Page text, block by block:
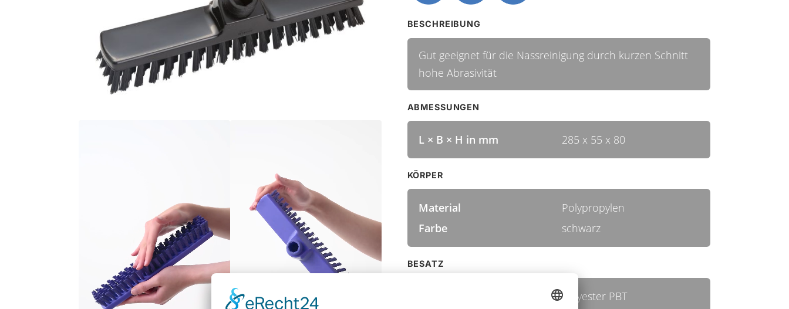
BESCHREIBUNG
Gut geeignet für die Nassreinigung durch kurzen Schnitt
hohe Abrasivität
ABMESSUNGEN
L × B × H in mm 285 x 55 x 80
KÖRPER
Material
Polypropylen
Farbe
schwarz
BESATZ
Polyester PBT